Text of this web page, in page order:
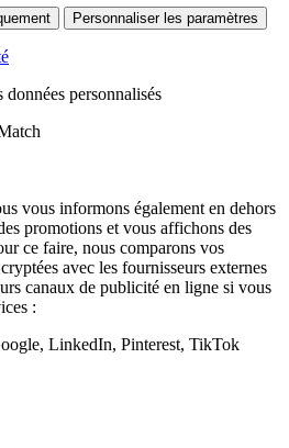
Personnaliser les paramètres
données personnalisés
vous informons également en dehors
promotions et vous affichons des
ce faire, nous comparons vos
avec les fournisseurs externes
canaux de publicité en ligne si vous
:
LinkedIn, Pinterest, TikTok